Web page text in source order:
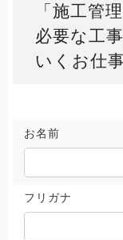
「施工管
必要な工
いくお仕事
お名前
フリガナ